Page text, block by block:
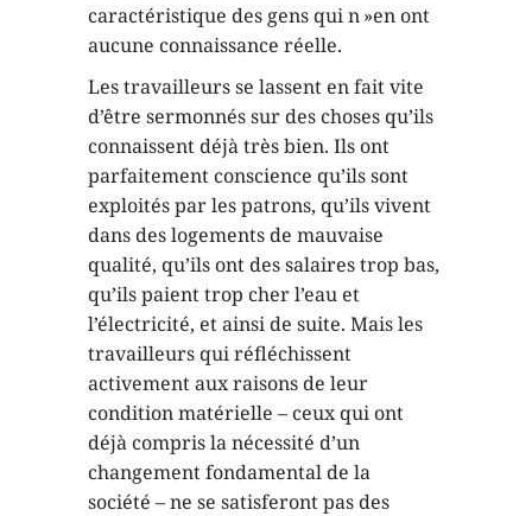
caractéristique des gens qui n »en ont
aucune connaissance réelle.
Les travailleurs se lassent en fait vite
d’être sermonnés sur des choses qu’ils
connaissent déjà très bien. Ils ont
parfaitement conscience qu’ils sont
exploités par les patrons, qu’ils vivent
dans des logements de mauvaise
qualité, qu’ils ont des salaires trop bas,
qu’ils paient trop cher l’eau et
l’électricité, et ainsi de suite. Mais les
travailleurs qui réfléchissent
activement aux raisons de leur
condition matérielle – ceux qui ont
déjà compris la nécessité d’un
changement fondamental de la
société – ne se satisferont pas des